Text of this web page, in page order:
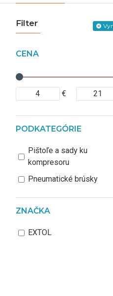
Filter
CENA
€
PODKATEGÓRIE
Pištoľe a sady ku
kompresoru
Pneumatické brúsky
ZNAČKA
EXTOL